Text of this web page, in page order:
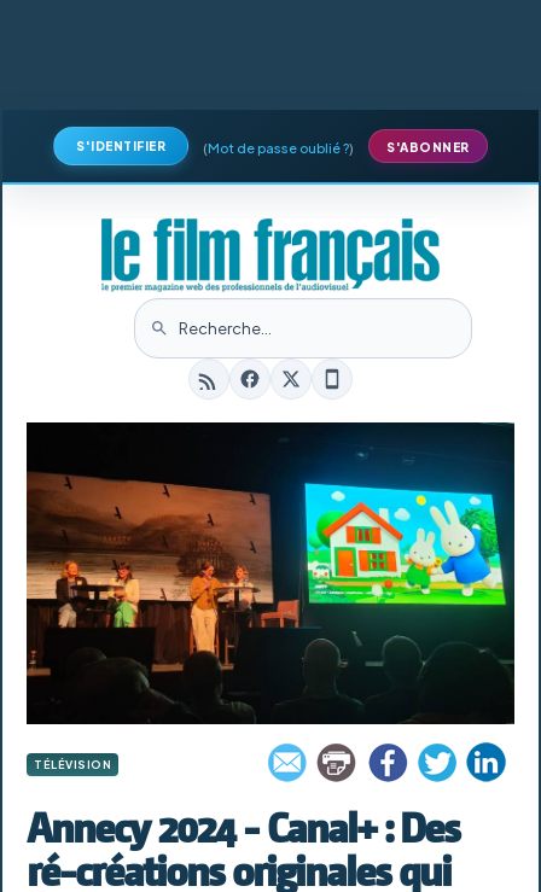
S'IDENTIFIER (Mot de passe oublié ?) S'ABONNER
TÉLÉVISION
Annecy 2024 - Canal+ : Des
ré-créations originales qui